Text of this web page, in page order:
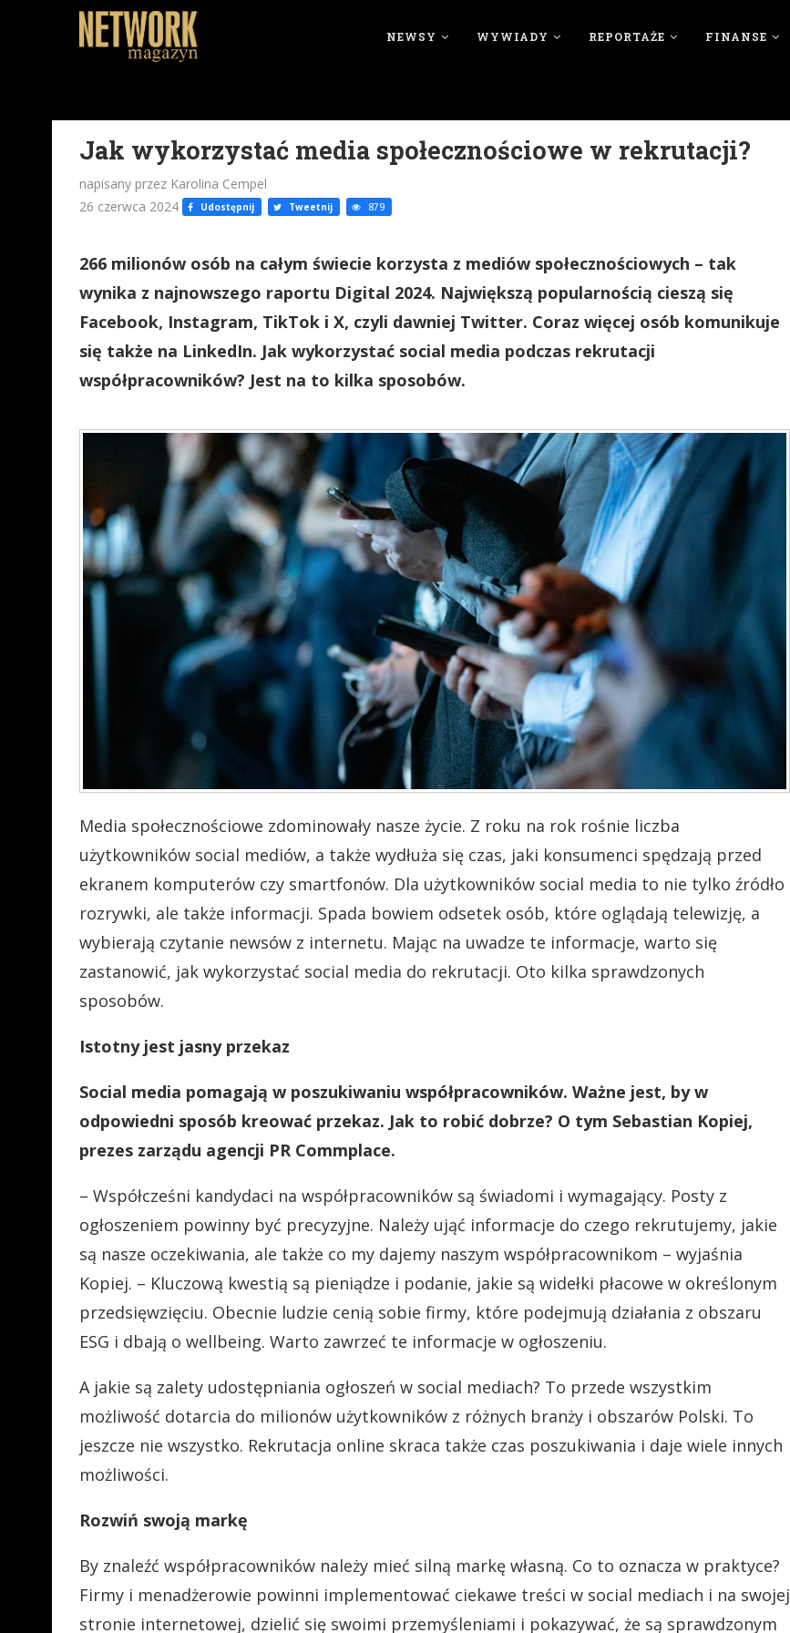
NEWSY WYWIADY REPORTAŻE FINANSE
Jak wykorzystać media społecznościowe w rekrutacji?
napisany przez Karolina Cempel
26 czerwca 2024
Udostępnij Tweetnij 879
266 milionów osób na całym świecie korzysta z mediów społecznościowych – tak
wynika z najnowszego raportu Digital 2024. Największą popularnością cieszą się
Facebook, Instagram, TikTok i X, czyli dawniej Twitter. Coraz więcej osób komunikuje
się także na LinkedIn. Jak wykorzystać social media podczas rekrutacji
współpracowników? Jest na to kilka sposobów.
Media społecznościowe zdominowały nasze życie. Z roku na rok rośnie liczba
użytkowników social mediów, a także wydłuża się czas, jaki konsumenci spędzają przed
ekranem komputerów czy smartfonów. Dla użytkowników social media to nie tylko źródło
rozrywki, ale także informacji. Spada bowiem odsetek osób, które oglądają telewizję, a
wybierają czytanie newsów z internetu. Mając na uwadze te informacje, warto się
zastanowić, jak wykorzystać social media do rekrutacji. Oto kilka sprawdzonych
sposobów.
Istotny jest jasny przekaz
Social media pomagają w poszukiwaniu współpracowników. Ważne jest, by w
odpowiedni sposób kreować przekaz. Jak to robić dobrze? O tym Sebastian Kopiej,
prezes zarządu agencji PR Commplace.
– Współcześni kandydaci na współpracowników są świadomi i wymagający. Posty z
ogłoszeniem powinny być precyzyjne. Należy ująć informacje do czego rekrutujemy, jakie
są nasze oczekiwania, ale także co my dajemy naszym współpracownikom – wyjaśnia
Kopiej. – Kluczową kwestią są pieniądze i podanie, jakie są widełki płacowe w określonym
przedsięwzięciu. Obecnie ludzie cenią sobie firmy, które podejmują działania z obszaru
ESG i dbają o wellbeing. Warto zawrzeć te informacje w ogłoszeniu.
A jakie są zalety udostępniania ogłoszeń w social mediach? To przede wszystkim
możliwość dotarcia do milionów użytkowników z różnych branży i obszarów Polski. To
jeszcze nie wszystko. Rekrutacja online skraca także czas poszukiwania i daje wiele innych
możliwości.
Rozwiń swoją markę
By znaleźć współpracowników należy mieć silną markę własną. Co to oznacza w praktyce?
Firmy i menadżerowie powinni implementować ciekawe treści w social mediach i na swojej
stronie internetowej, dzielić się swoimi przemyśleniami i pokazywać, że są sprawdzonym